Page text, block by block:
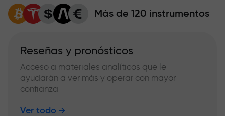
Más de 120 instrumentos
Reseñas y pronósticos
Acceso a materiales analíticos que le
ayudarán a ver más y operar con mayor
confianza
Ver todo